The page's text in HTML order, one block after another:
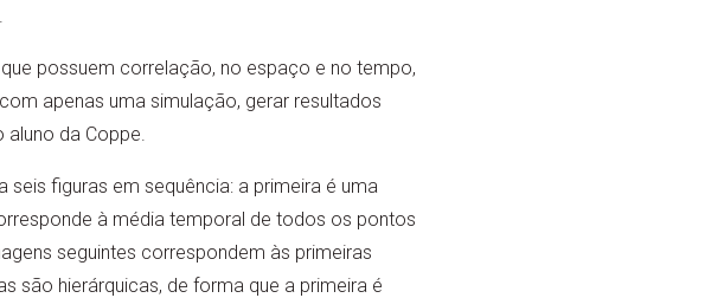
possuem correlação, no espaço e no tempo,
apenas uma simulação, gerar resultados
aluno da Coppe.
figuras em sequência: a primeira é uma
à média temporal de todos os pontos
seguintes correspondem às primeiras
são hierárquicas, de forma que a primeira é